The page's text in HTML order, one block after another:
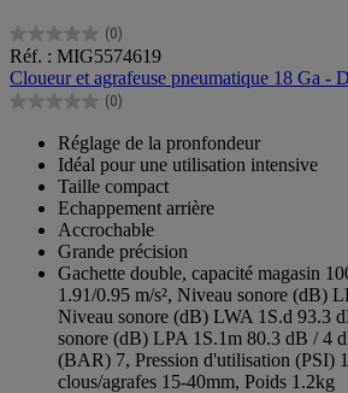
(0)
0.0
sur
5
étoiles.
Réf. : MIG5574619
Cloueur et agrafeuse pneumatique 18 Ga -
(0)
0.0
étoiles.
Réglage de la pronfondeur
Idéal pour une utilisation intensive
Taille compact
Echappement arrière
Accrochable
Grande précision
Gachette double, capacité magasin
1.91/0.95 m/s², Niveau sonore (dB)
Niveau sonore (dB) LWA 1S.d 93.3
sonore (dB) LPA 1S.1m 80.3 dB / 4
(BAR) 7, Pression d'utilisation (PSI)
clous/agrafes 15-40mm, Poids 1.2kg